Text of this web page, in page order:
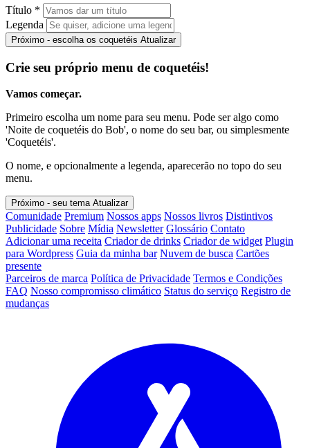
Título *
Legenda
Próximo - escolha os coquetéis Atualizar
Crie seu próprio menu de coquetéis!
Vamos começar.
Primeiro escolha um nome para seu menu. Pode ser algo como
'Noite de coquetéis do Bob', o nome do seu bar, ou simplesmente
'Coquetéis'.
O nome, e opcionalmente a legenda, aparecerão no topo do seu
menu.
Próximo - seu tema Atualizar
Comunidade Premium Nossos apps Nossos livros Distintivos
Publicidade Sobre Mídia Newsletter Glossário Contato
Adicionar uma receita Criador de drinks Criador de widget Plugin
para Wordpress Guia da minha bar Nuvem de busca Cartões
presente
Parceiros de marca Política de Privacidade Termos e Condições
FAQ Nosso compromisso climático Status do serviço Registro de
mudanças